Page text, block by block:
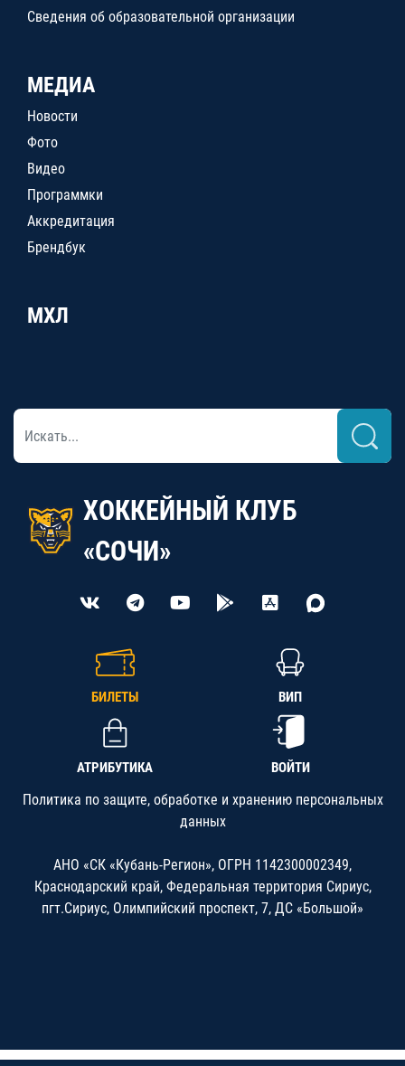
Сведения об образовательной организации
МЕДИА
Новости
Фото
Видео
Программки
Аккредитация
Брендбук
МХЛ
ХОККЕЙНЫЙ КЛУБ
«СОЧИ»
БИЛЕТЫ ВИП
АТРИБУТИКА ВОЙТИ
Политика по защите, обработке и хранению персональных
данных
АНО «СК «Кубань-Регион», ОГРН 1142300002349,
Краснодарский край, Федеральная территория Сириус,
пгт.Сириус, Олимпийский проспект, 7, ДС «Большой»